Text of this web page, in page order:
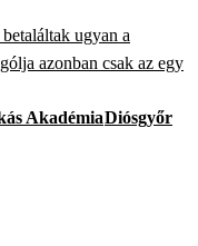
ugyan a
azonban csak az egy
AkadémiaDiósgyőr